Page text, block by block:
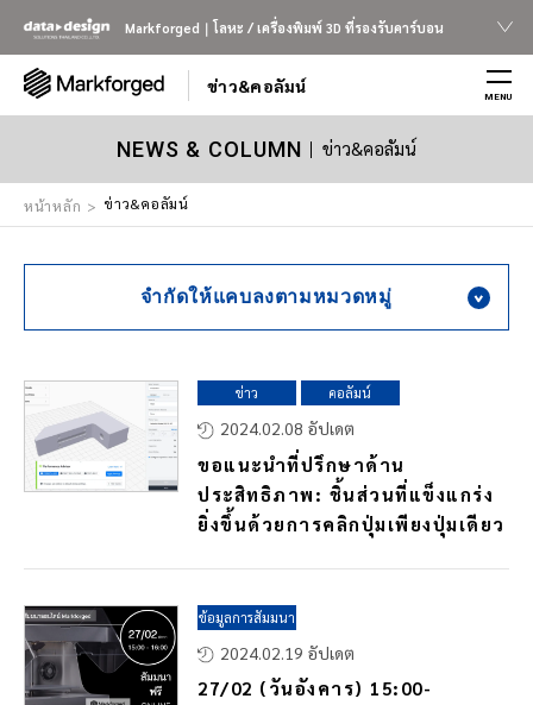
Markforged｜โลหะ / เครื่องพิมพ์ 3D ที่รองรับคาร์บอน
ข่าว&คอลัมน์
MENU
NEWS & COLUMN ข่าว&คอลัมน์
หน้าหลัก ข่าว&คอลัมน์
จำกัดให้แคบลงตามหมวดหมู่
ข่าว คอลัมน์
2024.02.08 อัปเดต
ขอแนะนำที่ปรึกษาด้าน
ประสิทธิภาพ: ชิ้นส่วนที่แข็งแกร่ง
ยิ่งขึ้นด้วยการคลิกปุ่มเพียงปุ่มเดียว
ข้อมูลการสัมมนา
2024.02.19 อัปเดต
27/02 (วันอังคาร) 15:00-